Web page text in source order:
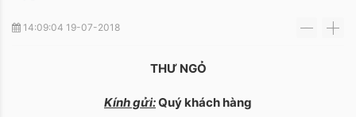
14:09:04 19-07-2018 - +
THƯ NGỎ
Kính gửi:Quý khách hàng